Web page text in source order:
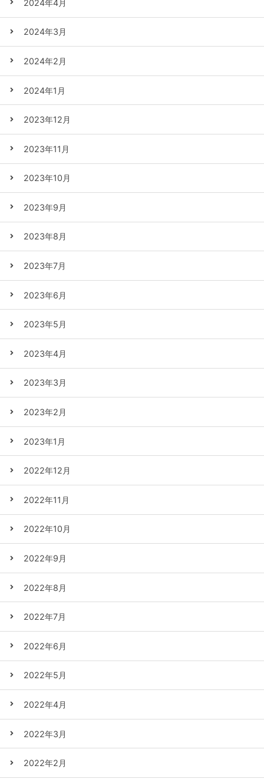
2024年4月
2024年3月
2024年2月
2024年1月
2023年12月
2023年11月
2023年10月
2023年9月
2023年8月
2023年7月
2023年6月
2023年5月
2023年4月
2023年3月
2023年2月
2023年1月
2022年12月
2022年11月
2022年10月
2022年9月
2022年8月
2022年7月
2022年6月
2022年5月
2022年4月
2022年3月
2022年2月